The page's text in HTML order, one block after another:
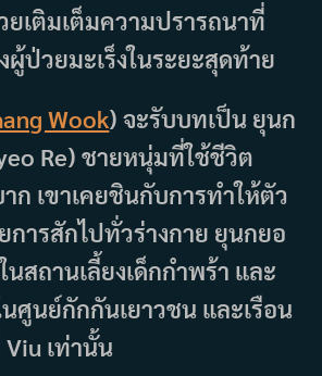
ยเติมเต็มความปรารถนาที่
ป่วยมะเร็งในระยะสุดท้าย
Wook) จะรับบทเป็น ยุนก
Re) ชายหนุ่มที่ใช้ชีวิต
ก เขาเคยชินกับการทำให้ตัว
การสักไปทั่วร่างกาย ยุนกยอ
นสถานเลี้ยงเด็กกำพร้า และ
ศูนย์กักกันเยาวชน และเรือน
เท่านั้น